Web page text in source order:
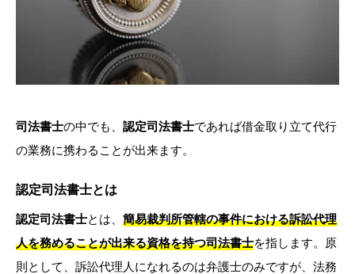
司法書士の中でも、 認定司法書士であれば借金取り立て代行
の業務に携わることが出来ます。
認定司法書士とは
認定司法書士とは、 簡易裁判所管轄の事件における訴訟代理
人を務めることが出来る資格を持つ司法書士を指します。原
則として、訴訟代理人になれるのは弁護士のみですが、法務